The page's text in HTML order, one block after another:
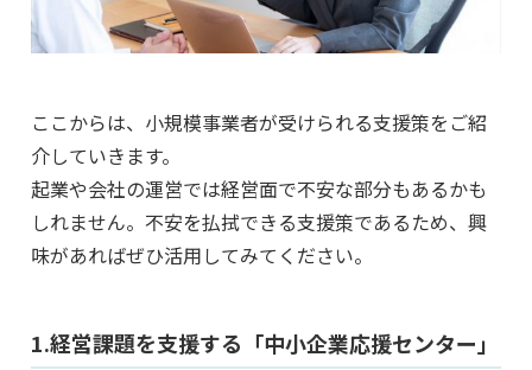
ここからは、小規模事業者が受けられる支援策をご紹
介していきます。
起業や会社の運営では経営面で不安な部分もあるかも
しれません。不安を払拭できる支援策であるため、興
味があればぜひ活用してみてください。
1.経営課題を支援する「中小企業応援センター」